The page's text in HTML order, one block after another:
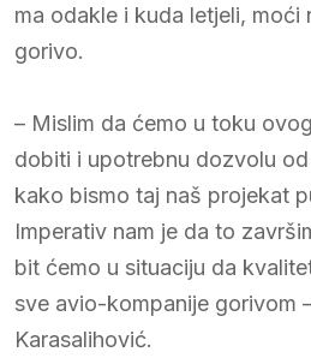
ma odakle i kuda letjeli, moći
gorivo.
– Mislim da ćemo u toku
dobiti i upotrebnu dozvolu
kako bismo taj naš projekat
Imperativ nam je da to
bit ćemo u situaciju da
sve avio-kompanije gorivom
Karasalihović.